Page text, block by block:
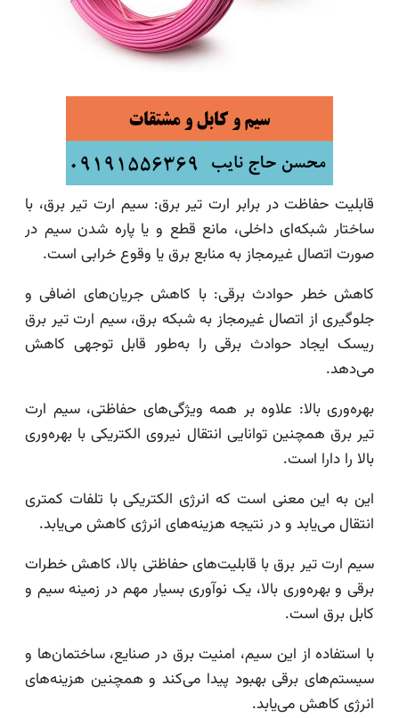
قابلیت حفاظت در برابر ارت تیر برق: سیم ارت تیر برق، با
ساختار شبکه‌ای داخلی، مانع قطع و یا پاره شدن سیم در
صورت اتصال غیرمجاز به منابع برق یا وقوع خرابی است.
کاهش خطر حوادث برقی: با کاهش جریان‌های اضافی و
جلوگیری از اتصال غیرمجاز به شبکه برق، سیم ارت تیر برق
ریسک ایجاد حوادث برقی را به‌طور قابل توجهی کاهش
می‌دهد.
بهره‌وری بالا: علاوه بر همه ویژگی‌های حفاظتی، سیم ارت
تیر برق همچنین توانایی انتقال نیروی الکتریکی با بهره‌وری
بالا را دارا است.
این به این معنی است که انرژی الکتریکی با تلفات کمتری
انتقال می‌یابد و در نتیجه هزینه‌های انرژی کاهش می‌یابد.
سیم ارت تیر برق با قابلیت‌های حفاظتی بالا، کاهش خطرات
برقی و بهره‌وری بالا، یک نوآوری بسیار مهم در زمینه سیم و
کابل برق است.
با استفاده از این سیم، امنیت برق در صنایع، ساختمان‌ها و
سیستم‌های برقی بهبود پیدا می‌کند و همچنین هزینه‌های
انرژی کاهش می‌یابد.